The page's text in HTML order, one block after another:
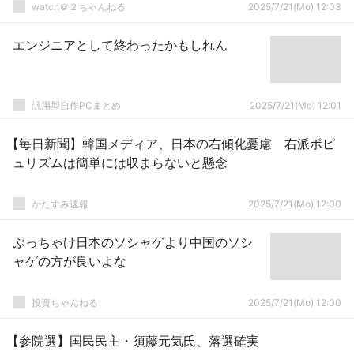
watch＠２ちゃんねる 2025/7/21(Mo) 12:03
エンジニアとして終わったかもしれん
汎用型自作PCまとめ 2025/7/21(Mo) 12:01
【毎日新聞】韓国メディア、日本の右傾化憂慮 右派ポピ
ュリズムは簡単には収まらないと懸念
かたすみ速報 2025/7/21(Mo) 12:00
ぶっちゃけ日本のソシャゲより中国のソシ
ャゲの方が良いよな
投資ちゃんねる 2025/7/21(Mo) 12:00
【参院選】国民民主・須藤元気氏、落選確実